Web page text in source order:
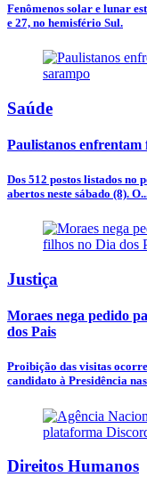
Fenômenos solar e lunar
e 27, no hemisfério Sul.
Saúde
Paulistanos
Dos 512 postos listados no
abertos neste sábado (8).
Justiça
Moraes nega pedido
dos Pais
Proibição das visitas
candidato à Presidência
Direitos Humanos